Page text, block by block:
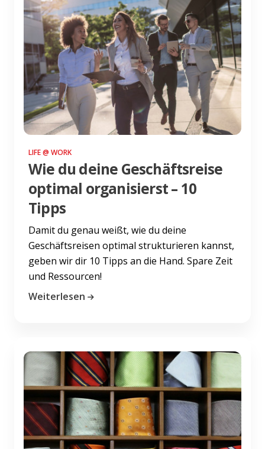
LIFE @ WORK
Wie du deine Geschäftsreise
optimal organisierst – 10
Tipps
Damit du genau weißt, wie du deine
Geschäftsreisen optimal strukturieren kannst,
geben wir dir 10 Tipps an die Hand. Spare Zeit
und Ressourcen!
Weiterlesen